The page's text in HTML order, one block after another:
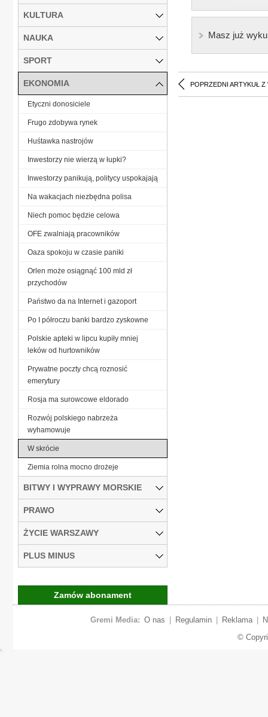
Masz już
POPRZEDNI ARTYKUŁ Z
KULTURA
NAUKA
SPORT
EKONOMIA
Etyczni donosiciele
Frugo zdobywa rynek
Huśtawka nastrojów
Inwestorzy nie wierzą w łupki?
Inwestorzy panikują, politycy uspokajają
Na wakacjach niezbędna polisa
Niech pomoc będzie celowa
OFE zwalniają pracowników
Oaza spokoju w czasie paniki
Orlen może osiągnąć 100 mld zł
przychodów
Państwo da na Internet i gazoport
Po I półroczu banki bardzo zyskowne
Polskie apteki w lipcu kupiły mniej
leków od hurtowników
Prywatne poczty chcą roznosić
emerytury
Rosja ma surowcowe eldorado
Rozwój polskiego nabrzeża
wyhamowuje
W skrócie
Ziemia rolna mocno drożeje
BITWY I WYPRAWY MORSKIE
PRAWO
ŻYCIE WARSZAWY
PLUS MINUS
Zamów abonament
Gremi Media: O nas Regulamin Reklama
©